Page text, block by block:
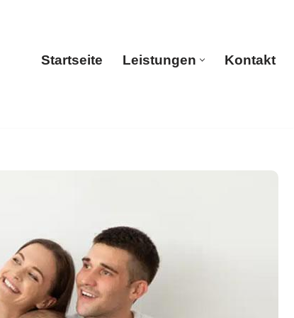
Startseite Leistungen Kontakt
Kontakt